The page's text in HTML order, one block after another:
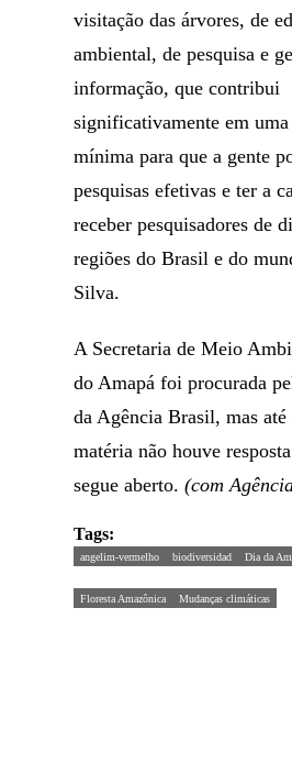
visitação das árvores, de
ambiental, de pesquisa e
informação, que contribui
significativamente em
mínima para que a gente
pesquisas efetivas e ter a
receber pesquisadores de
regiões do Brasil e do
Silva.
A Secretaria de Meio
do Amapá foi procurada
da Agência Brasil, mas
matéria não houve
segue aberto.(com
Tags:
angelim-vermelho biodiversidad Dia da
Floresta Amazônica Mudanças climáticas